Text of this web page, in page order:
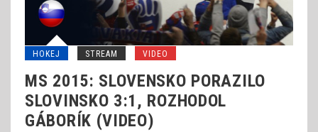
HOKEJ STREAM VIDEO
MS 2015: SLOVENSKO PORAZILO
SLOVINSKO 3:1, ROZHODOL
GÁBORÍK (VIDEO)